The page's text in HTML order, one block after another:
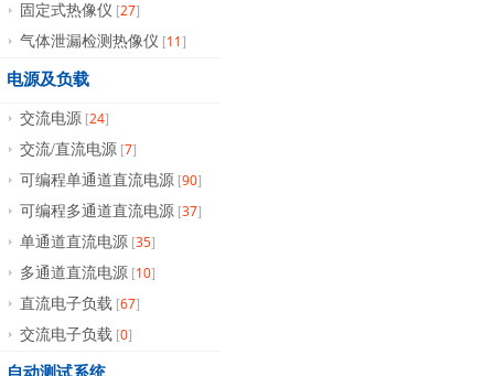
固定式热像仪 [27]
气体泄漏检测热像仪 [11]
电源及负载
交流电源 [24]
交流/直流电源 [7]
可编程单通道直流电源 [90]
可编程多通道直流电源 [37]
单通道直流电源 [35]
多通道直流电源 [10]
直流电子负载 [67]
交流电子负载 [0]